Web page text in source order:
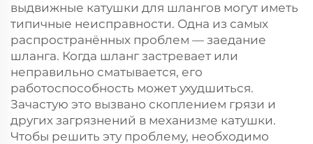
выдвижные катушки для шлангов могут иметь
типичные неисправности. Одна из самых
распространённых проблем — заедание
шланга. Когда шланг застревает или
неправильно сматывается, его
работоспособность может ухудшиться.
Зачастую это вызвано скоплением грязи и
других загрязнений в механизме катушки.
Чтобы решить эту проблему, необходимо